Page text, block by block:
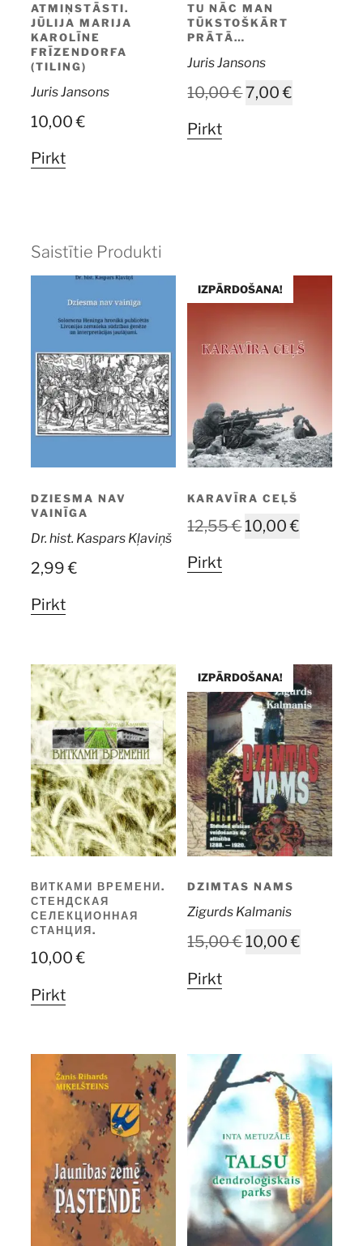
ATMIŅSTĀSTI.
JŪLIJA MARIJA
KAROLĪNE
FRĪZENDORFA
(TILING)
Juris Jansons
10,00€
Pirkt
TU NĀC MAN
TŪKSTOŠKĀRT
PRĀTĀ…
Juris Jansons
10,00€Original
7,00€
Pirkt
Saistītie Produkti
DZIESMA NAV
VAINĪGA
Dr. hist. Kaspars Kļaviņš
2,99€
Pirkt
IZPĀRDOŠANA!
KARAVĪRA CEĻŠ
12,55€Original
10,00€
Pirkt
ВИТКАМИ ВРЕМЕНИ.
СТЕНДСКАЯ
СЕЛЕКЦИОННАЯ
СТАНЦИЯ.
10,00€
Pirkt
IZPĀRDOŠANA!
DZIMTAS NAMS
Zigurds Kalmanis
15,00€Original
10,00€
Pirkt